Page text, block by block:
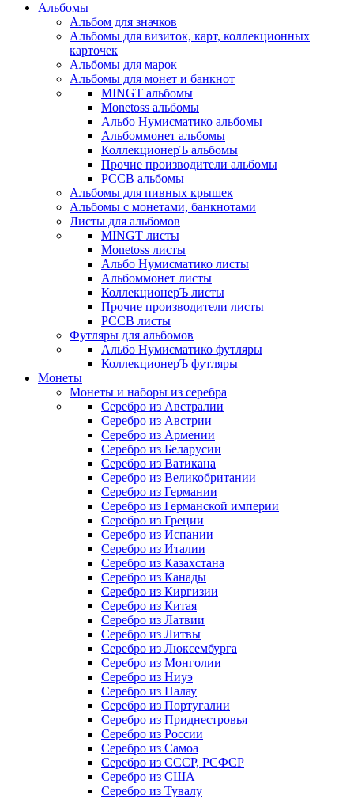
Альбомы
Альбом для значков
Альбомы для визиток, карт, коллекционных
карточек
Альбомы для марок
Альбомы для монет и банкнот
MINGT альбомы
Monetoss альбомы
Альбо Нумисматико альбомы
Альбоммонет альбомы
КоллекционерЪ альбомы
Прочие производители альбомы
РССВ альбомы
Альбомы для пивных крышек
Альбомы с монетами, банкнотами
Листы для альбомов
MINGT листы
Monetoss листы
Альбо Нумисматико листы
Альбоммонет листы
КоллекционерЪ листы
Прочие производители листы
РССВ листы
Футляры для альбомов
Альбо Нумисматико футляры
КоллекционерЪ футляры
Монеты
Монеты и наборы из серебра
Серебро из Австралии
Серебро из Австрии
Серебро из Армении
Серебро из Беларусии
Серебро из Ватикана
Серебро из Великобритании
Серебро из Германии
Серебро из Германской империи
Серебро из Греции
Серебро из Испании
Серебро из Италии
Серебро из Казахстана
Серебро из Канады
Серебро из Киргизии
Серебро из Китая
Серебро из Латвии
Серебро из Литвы
Серебро из Люксембурга
Серебро из Монголии
Серебро из Ниуэ
Серебро из Палау
Серебро из Португалии
Серебро из Приднестровья
Серебро из России
Серебро из Самоа
Серебро из СССР, РСФСР
Серебро из США
Серебро из Тувалу